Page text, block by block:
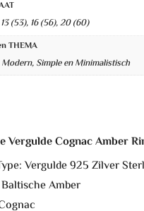
(53), 16 (56), 20 (60)
THEMA
Simple en Minimalistisch
Vergulde Cognac Amber
Vergulde 925 Zilver
Amber